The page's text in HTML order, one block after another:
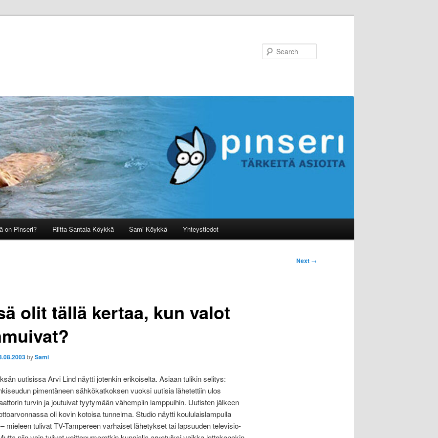
on Pinseri? Riitta Santala-Köykkä Sami Köykkä Yhteystiedot
Next →
olit tällä kertaa, kun valot
bySami
uutisissa Arvi Lind näytti jotenkin erikoiselta. Asiaan tulikin selitys:
pimentäneen sähkökatkoksen vuoksi uutisia lähetettiin ulos
turvin ja joutuivat tyytymään vähempiin lamppuihin. Uutisten jälkeen
oli kovin kotoisa tunnelma. Studio näytti koululaislampulla
mieleen tulivat TV-Tampereen varhaiset lähetykset tai lapsuuden televisio-